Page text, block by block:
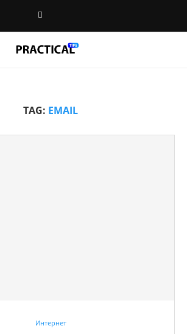
TAG: EMAIL
Интернет